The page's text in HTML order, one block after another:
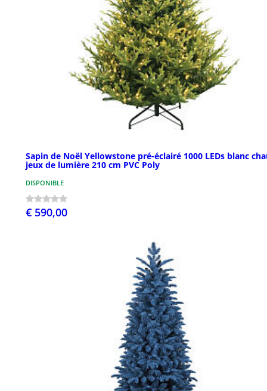
Sapin de Noël Yellowstone pré-éclairé 1000 LEDs blanc
jeux de lumière 210 cm PVC Poly
DISPONIBLE
€ 590,00